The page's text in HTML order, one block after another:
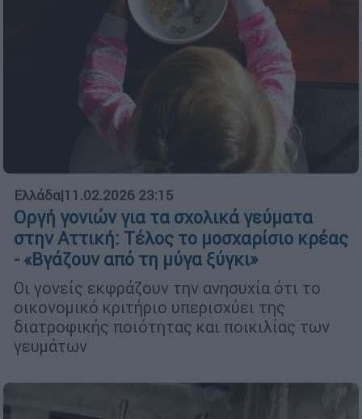
Ελλάδα|11.02.2026 23:15
Οργή γονιών για τα σχολικά γεύματα
στην Αττική: Τέλος το μοσχαρίσιο κρέας
- «Βγάζουν από τη μύγα ξύγκι»
Οι γονείς εκφράζουν την ανησυχία ότι το
οικονομικό κριτήριο υπερισχύει της
διατροφικής ποιότητας και ποικιλίας των
γευμάτων